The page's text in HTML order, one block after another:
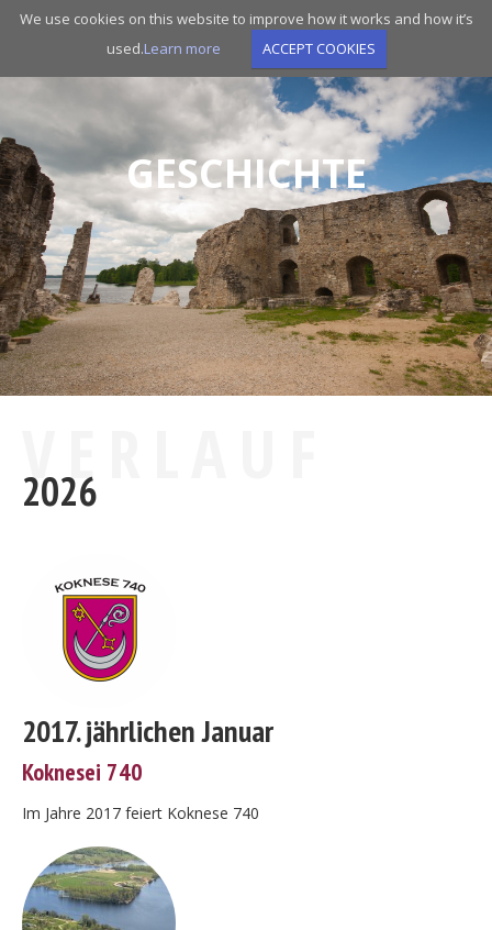
We use cookies on this website to improve how it works and how it’s
used.Learn more ACCEPT COOKIES
Skip
GESCHICHTE
VERLAUF
2026
2017. jährlichen Januar
Koknesei 740
Im Jahre 2017 feiert Koknese 740